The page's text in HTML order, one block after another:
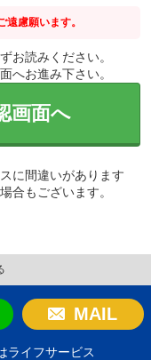
慮願います。
お読みください。
へお進み下さい。
画面へ
に間違いがあります
合もございます。
MAIL
ライフサービス